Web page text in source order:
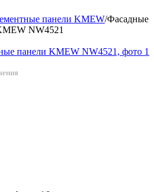
панели KMEW/Фасадные
NW4521